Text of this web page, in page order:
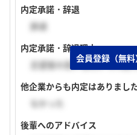
内定承諾・辞退
辞退
内定承諾・辞退理由
志望度の高い他社から内定
他企業からも内定はありまし
なかった
後輩へのアドバイス
会員登録（無